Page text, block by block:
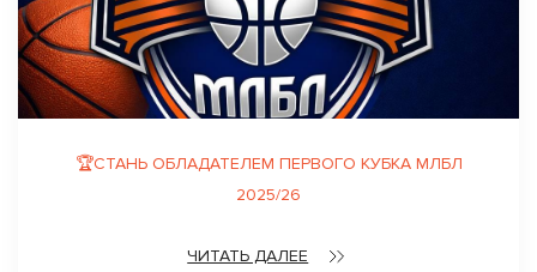
🏆СТАНЬ ОБЛАДАТЕЛЕМ ПЕРВОГО КУБКА МЛБЛ
2025/26
ЧИТАТЬ ДАЛЕЕ